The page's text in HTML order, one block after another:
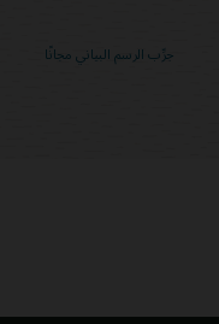
جرِّب الرسم البياني مجانًا